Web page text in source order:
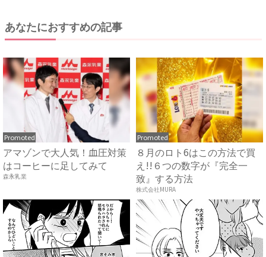
あなたにおすすめの記事
Promoted
アマゾンで大人気！血圧対策
はコーヒーに足してみて
森永乳業
Promoted
８月のロト6はこの方法で買
え!!６つの数字が『完全一
致』する方法
株式会社MURA